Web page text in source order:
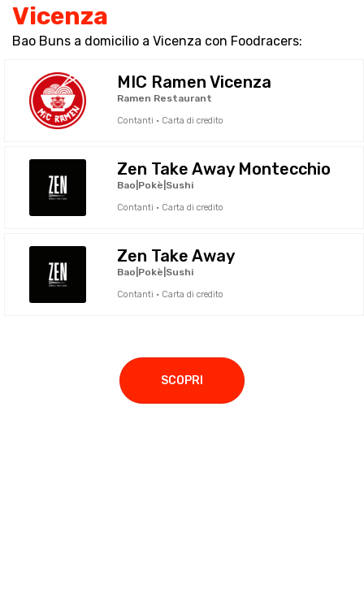
Vicenza
Bao Buns a domicilio a Vicenza con Foodracers:
MIC Ramen Vicenza
Ramen Restaurant
Contanti · Carta di credito
Zen Take Away Montecchio
Bao|Pokè|Sushi
Contanti · Carta di credito
Zen Take Away
Bao|Pokè|Sushi
Contanti · Carta di credito
SCOPRI